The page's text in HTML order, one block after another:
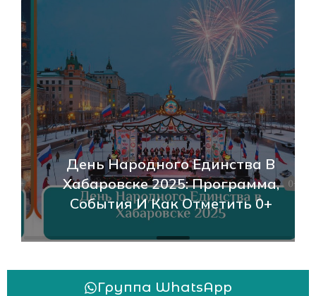
День Народного Единства В
Хабаровске 2025: Программа,
События И Как Отметить 0+
Группа WhatsApp